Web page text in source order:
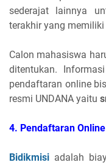
sederajat lainnya
terakhir yang
Calon mahasiswa
ditentukan.
pendaftaran online
resmi UNDANA yaitu
4. Pendaftaran
Bidikmisi adalah